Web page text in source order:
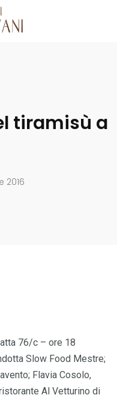
tiramisù a
2016
76/c – ore 18
Slow Food Mestre;
Flavia Cosolo,
Al Vetturino di